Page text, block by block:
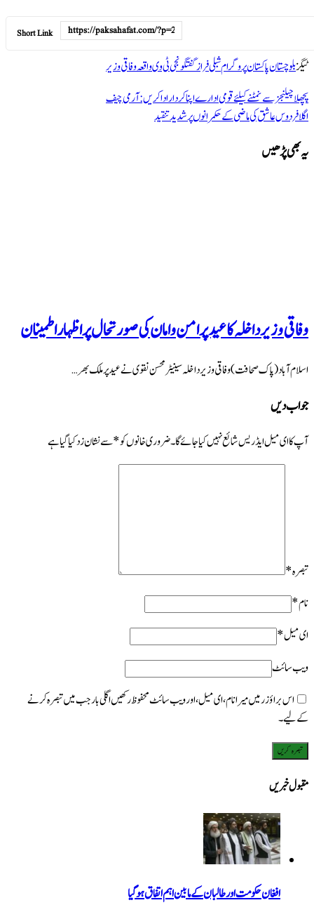
Short Link
ٹیگزبلوچستانپاکستانپروگرامشبلی فرازگفتگونجی ٹی ویواقعہوفاقی وزیر
پچھلاچیلنجز سے نمٹنے کیلئے قومی ادارے اپنا کردار ادا کریں: آرمی چیف
اگلافردوس عاشق کی ماضی کے حکمرانوں پر شدید تنقید
یہ بھی پڑھیں
وفاقی وزیر داخلہ کا عید پر امن و امان کی صورتحال پر اظہار اطمینان
اسلام آباد (پاک صحافت) وفاقی وزیر داخلہ سینیٹر محسن نقوی نے عید پر ملک بھر …
جواب دیں
آپ کا ای میل ایڈریس شائع نہیں کیا جائے گا۔ضروری خانوں کو*سے نشان زد کیا گیا ہے
تبصرہ*
نام*
ای میل*
ویب‌ سائٹ
اس براؤزر میں میرا نام، ای میل، اور ویب سائٹ محفوظ رکھیں اگلی بار جب میں تبصرہ کرنے
کےلیے۔
مقبول خبریں
افغان حکومت اور طالبان کے مابین اہم اتفاق ہوگیا